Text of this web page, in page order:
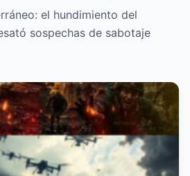
nuclear
el hundimiento del
sospechas de sabotaje